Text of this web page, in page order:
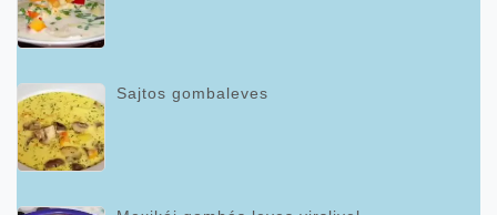
Sajtos gombaleves